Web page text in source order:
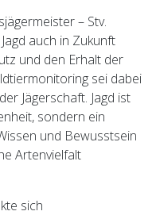
– Stv.
auch in Zukunft
und den Erhalt der
sei dabei
Jägerschaft. Jagd ist
sondern ein
und Bewusstsein
Artenvielfalt
sich